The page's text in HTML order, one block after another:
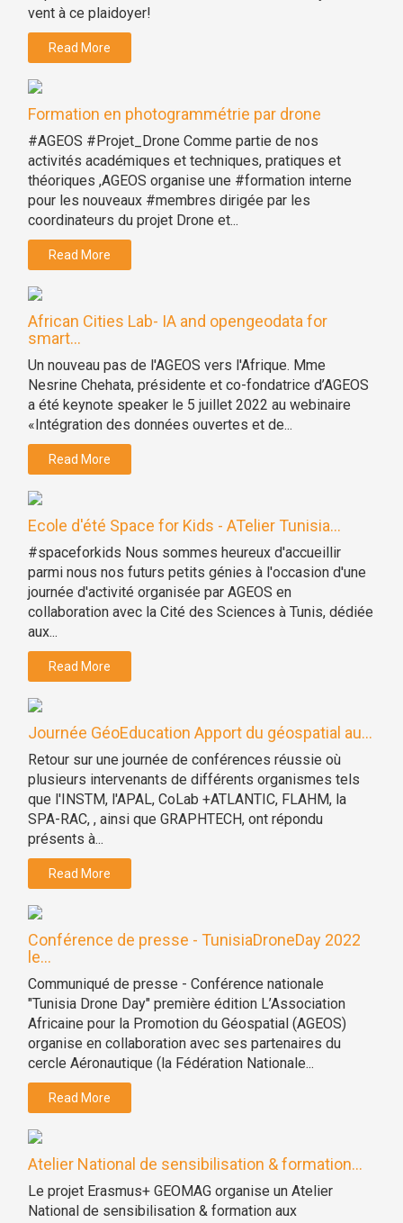
vent à ce plaidoyer!
Read More
Formation en photogrammétrie par drone
#AGEOS #Projet_Drone Comme partie de nos
activités académiques et techniques, pratiques et
théoriques ,AGEOS organise une #formation interne
pour les nouveaux #membres dirigée par les
coordinateurs du projet Drone et...
Read More
African Cities Lab- IA and opengeodata for
smart...
Un nouveau pas de l'AGEOS vers l'Afrique. Mme
Nesrine Chehata, présidente et co-fondatrice d’AGEOS
a été keynote speaker le 5 juillet 2022 au webinaire
«Intégration des données ouvertes et de...
Read More
Ecole d'été Space for Kids - ATelier Tunisia...
#spaceforkids Nous sommes heureux d'accueillir
parmi nous nos futurs petits génies à l'occasion d'une
journée d'activité organisée par AGEOS en
collaboration avec la Cité des Sciences à Tunis, dédiée
aux...
Read More
Journée GéoEducation Apport du géospatial au...
Retour sur une journée de conférences réussie où
plusieurs intervenants de différents organismes tels
que l'INSTM, l'APAL, CoLab +ATLANTIC, FLAHM, la
SPA-RAC, , ainsi que GRAPHTECH, ont répondu
présents à...
Read More
Conférence de presse - TunisiaDroneDay 2022
le...
Communiqué de presse - Conférence nationale
"Tunisia Drone Day" première édition L’Association
Africaine pour la Promotion du Géospatial (AGEOS)
organise en collaboration avec ses partenaires du
cercle Aéronautique (la Fédération Nationale...
Read More
Atelier National de sensibilisation & formation...
Le projet Erasmus+ GEOMAG organise un Atelier
National de sensibilisation & formation aux